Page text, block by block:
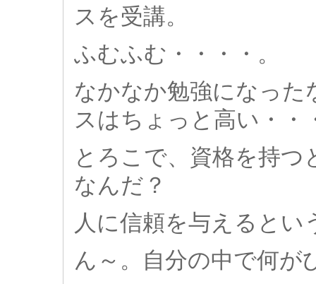
スを受講。
ふむふむ・・・・。
なかなか勉強になっ
スはちょっと高い・・
とろこで、資格を持
なんだ？
人に信頼を与えるとい
ん～。自分の中で何が